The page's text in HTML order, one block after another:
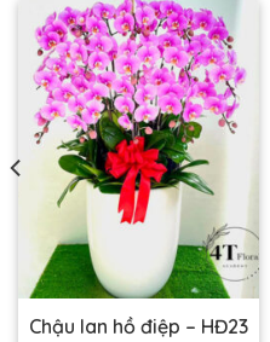
Chậu lan hồ điệp – HĐ23